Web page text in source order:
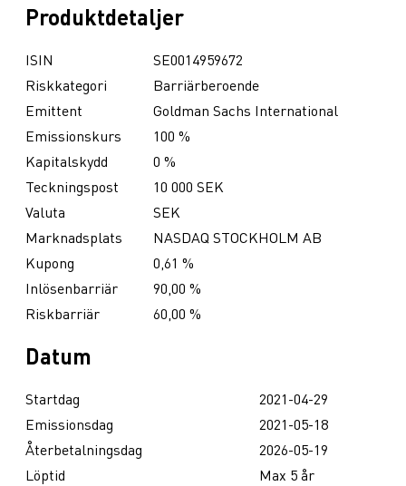
Produktdetaljer
ISIN
SE0014959672
Riskkategori
Barriärberoende
Emittent
Goldman Sachs International
Emissionskurs
100 %
Kapitalskydd
0 %
Teckningspost
10 000 SEK
Valuta
SEK
Marknadsplats
NASDAQ STOCKHOLM AB
Kupong
0,61 %
Inlösenbarriär
90,00 %
Riskbarriär
60,00 %
Datum
Startdag
2021-04-29
Emissionsdag
2021-05-18
Återbetalningsdag
2026-05-19
Löptid
Max 5 år